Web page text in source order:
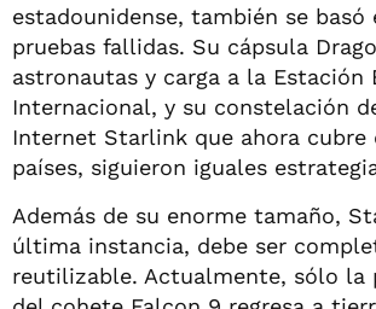
estadounidense, también se
pruebas fallidas. Su cápsula
astronautas y carga a la Estación
Internacional, y su constelación
Internet Starlink que ahora cubre
países, siguieron iguales
Además de su enorme tamaño,
última instancia, debe ser
reutilizable. Actualmente, sólo la